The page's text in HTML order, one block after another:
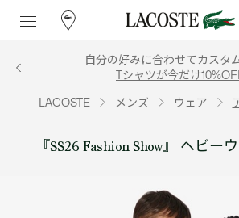
自分の好みに合わせてカスタ
Tシャツが今だけ
LACOSTE メンズ ウェア
『SS26 Fashion Show』 ヘビー